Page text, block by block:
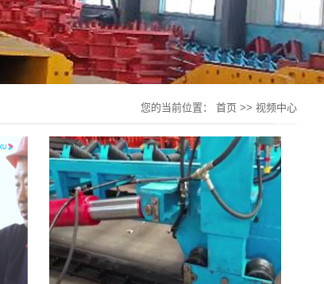
您的当前位置： 首页 >> 视频中心